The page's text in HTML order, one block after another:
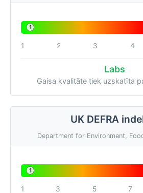
1
1 2 3 4
Labs
Gaisa kvalitāte tiek uzskatīta
UK DEFRA
Department for Environment,
1
1 3 5 7